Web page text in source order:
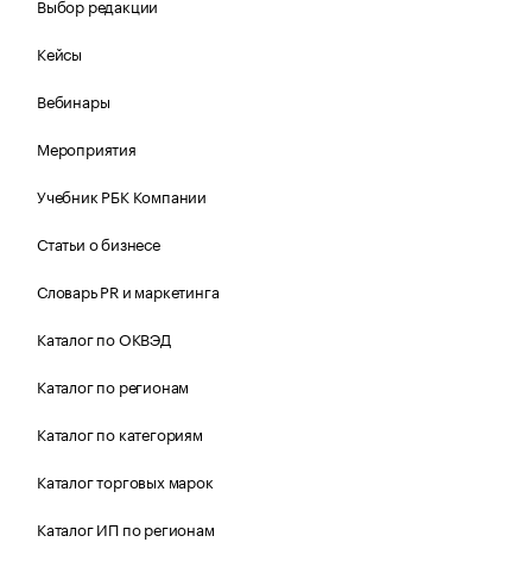
Выбор редакции
Кейсы
Вебинары
Мероприятия
Учебник РБК Компании
Статьи о бизнесе
Словарь PR и маркетинга
Каталог по ОКВЭД
Каталог по регионам
Каталог по категориям
Каталог торговых марок
Каталог ИП по регионам